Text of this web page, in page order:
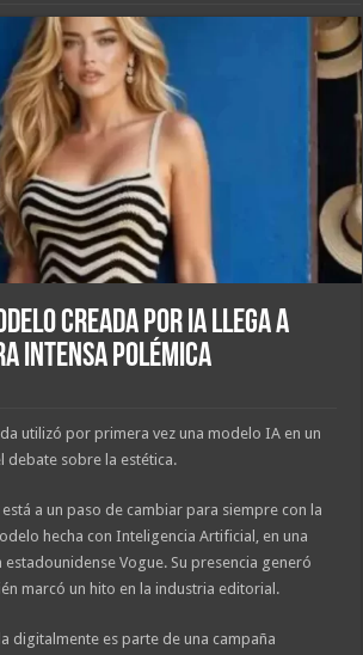
creada por IA llega a
intensa polémica
utilizó por primera vez una modelo IA en un
debate sobre la estética.
a un paso de cambiar para siempre con la
hecha con Inteligencia Artificial, en una
estadounidense Vogue. Su presencia generó
marcó un hito en la industria editorial.
digitalmente es parte de una campaña